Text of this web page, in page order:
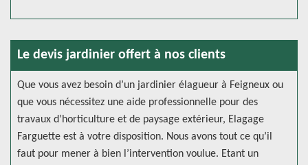
Le devis jardinier offert à nos clients
Que vous avez besoin d’un jardinier élagueur à Feigneux ou
que vous nécessitez une aide professionnelle pour des
travaux d’horticulture et de paysage extérieur, Elagage
Farguette est à votre disposition. Nous avons tout ce qu’il
faut pour mener à bien l’intervention voulue. Etant un